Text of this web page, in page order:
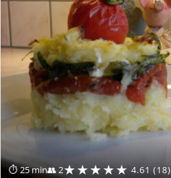
⏱ 25 min👥 2★★★★★ 4.61 (18)